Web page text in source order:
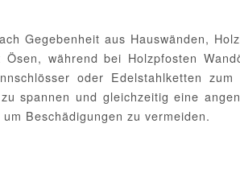
Gegebenheit aus Hauswänden,
während bei Holzpfosten
oder Edelstahlketten
spannen und gleichzeitig eine
Beschädigungen zu vermeiden.